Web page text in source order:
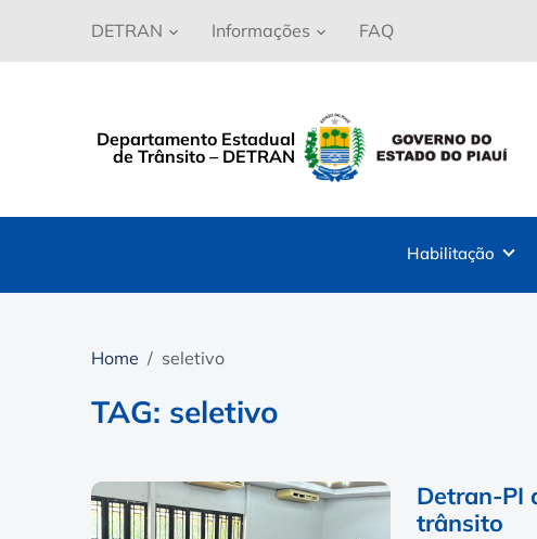
DETRAN Informações FAQ
Departamento Estadual
de Trânsito – DETRAN
Habilitação
Home seletivo
TAG: seletivo
Detran-PI
trânsito